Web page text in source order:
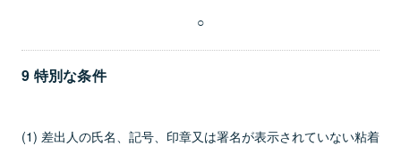
○
9 特別な条件
(1) 差出人の氏名、記号、印章又は署名が表示されていない粘着